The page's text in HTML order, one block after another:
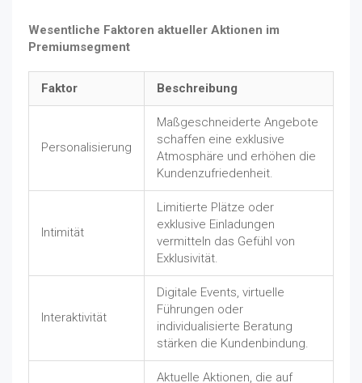
Wesentliche Faktoren aktueller Aktionen im
Premiumsegment
Faktor Beschreibung
Personalisierung
Maßgeschneiderte Angebote
schaffen eine exklusive
Atmosphäre und erhöhen die
Kundenzufriedenheit.
Intimität
Limitierte Plätze oder
exklusive Einladungen
vermitteln das Gefühl von
Exklusivität.
Interaktivität
Digitale Events, virtuelle
Führungen oder
individualisierte Beratung
stärken die Kundenbindung.
Aktuelle Aktionen, die auf